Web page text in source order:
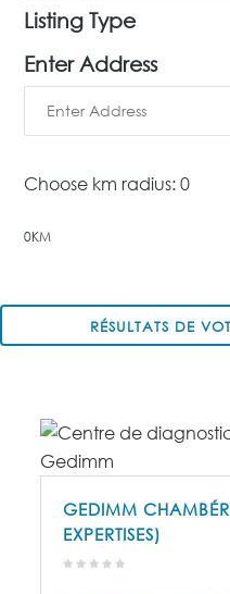
Listing Type
Enter Address
Choose km radius:0
0KM
RÉSULTATS DE
GEDIMM
EXPERTISES)